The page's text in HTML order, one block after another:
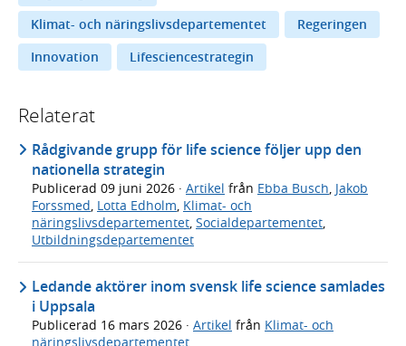
Klimat- och näringslivsdepartementet
Regeringen
Innovation
Lifesciencestrategin
Relaterat
Rådgivande grupp för life science följer upp den
nationella strategin
Publicerad 09 juni 2026 · Artikel från Ebba Busch, Jakob
Forssmed, Lotta Edholm, Klimat- och
näringslivsdepartementet, Socialdepartementet,
Utbildningsdepartementet
Ledande aktörer inom svensk life science samlades
i Uppsala
Publicerad 16 mars 2026 · Artikel från Klimat- och
näringslivsdepartementet